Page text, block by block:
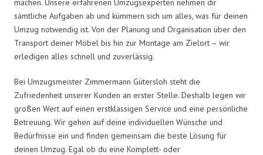
machen. Unsere erfahrenen Umzugsexperten nehmen dir
sämtliche Aufgaben ab und kümmern sich um alles, was für deinen
Umzug notwendig ist. Von der Planung und Organisation über den
Transport deiner Möbel bis hin zur Montage am Zielort – wir
erledigen alles schnell und zuverlässig.
Bei Umzugsmeister Zimmermann Gütersloh steht die
Zufriedenheit unserer Kunden an erster Stelle. Deshalb legen wir
großen Wert auf einen erstklassigen Service und eine persönliche
Betreuung. Wir gehen auf deine individuellen Wünsche und
Bedürfnisse ein und finden gemeinsam die beste Lösung für
deinen Umzug. Egal ob du eine Komplett- oder